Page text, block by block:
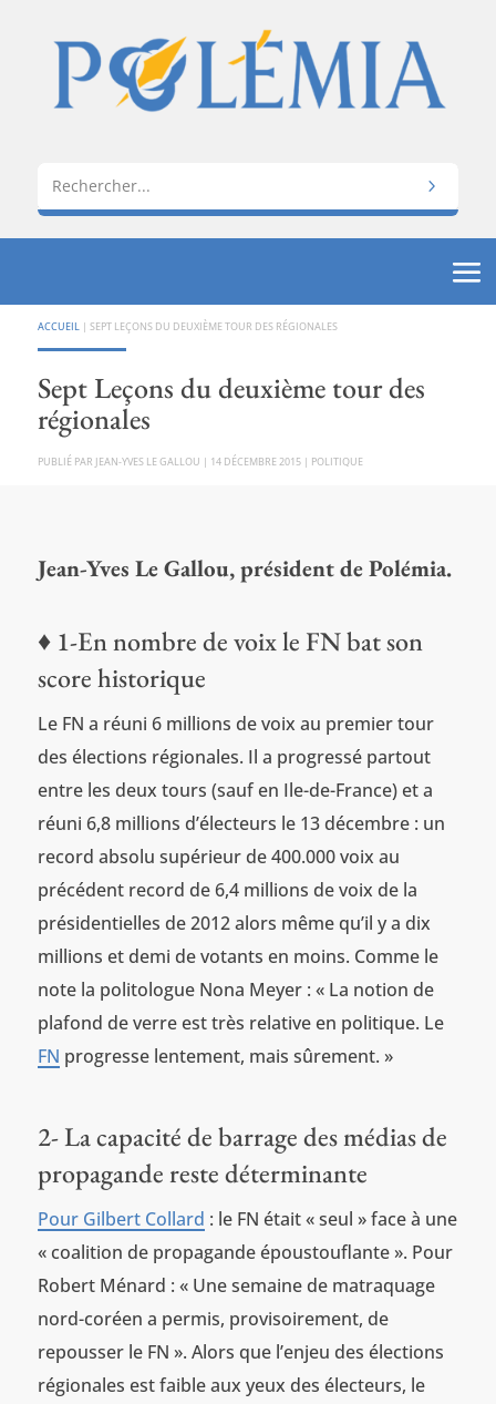
ACCUEIL | SEPT LEÇONS DU DEUXIÈME TOUR DES RÉGIONALES
Sept Leçons du deuxième tour des
régionales
PAR JEAN-YVES LE GALLOU | 14 DÉCEMBRE 2015| POLITIQUE
Jean-Yves Le Gallou, président de Polémia.
♦ 1-En nombre de voix le FN bat son
score historique
Le FN a réuni 6 millions de voix au premier tour
des élections régionales. Il a progressé partout
entre les deux tours (sauf en Ile-de-France) et a
réuni 6,8 millions d’électeurs le 13 décembre : un
record absolu supérieur de 400.000 voix au
précédent record de 6,4 millions de voix de la
présidentielles de 2012 alors même qu’il y a dix
millions et demi de votants en moins. Comme le
note la politologue Nona Meyer : « La notion de
plafond de verre est très relative en politique. Le
FN progresse lentement, mais sûrement. »
2- La capacité de barrage des médias de
propagande reste déterminante
Pour Gilbert Collard : le FN était « seul » face à une
« coalition de propagande époustouflante ». Pour
Robert Ménard : « Une semaine de matraquage
nord-coréen a permis, provisoirement, de
repousser le FN ». Alors que l’enjeu des élections
régionales est faible aux yeux des électeurs, le